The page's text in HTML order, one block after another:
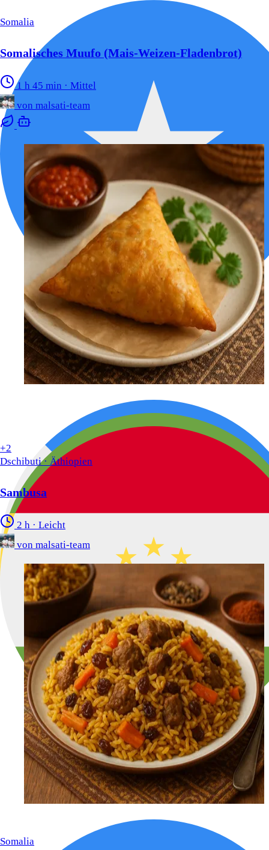
Somalia
Somalisches Muufo (Mais-Weizen-Fladenbrot)
1 h 45 min · Mittel
von malsati-team
+2
Dschibuti · Äthiopien
Sambusa
2 h · Leicht
von malsati-team
Somalia